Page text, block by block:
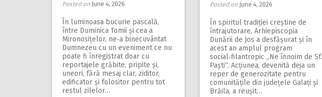
Posted on June 4, 2026
În luminoasa bucurie pascală,
între Duminica Tomii și cea a
Mironosițelor, ne‑a binecuvântat
Dumnezeu cu un eveniment ce nu
poate fi înregistrat doar cu
reportajele grăbite, pripite și,
uneori, fără mesaj clar, ziditor,
edificator și folositor pentru tot
restul zilelor…
Posted on June 4, 2026
În spiritul tradiției creș­tine de
întrajutorare, Ar­hiepis­copia
Dunării de Jos a desfășurat și în
acest an amplul program
social‑filantropic „Ne înnoim de Sf.
Paști“. Acțiunea, devenită deja un
reper de generozitate pentru
comunitățile din județele Galați și
Brăila, a reușit…